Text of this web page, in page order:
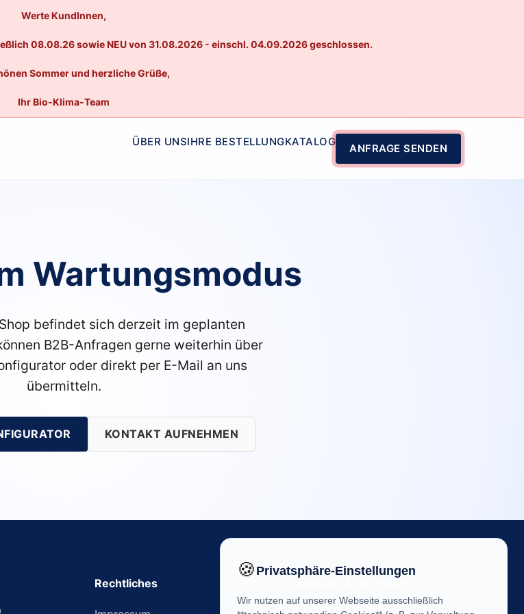
Werte KundInnen,
08.08.26 sowie NEU von 31.08.2026 - einschl. 04.09.2026 geschlossen.
Sommer und herzliche Grüße,
Ihr Bio-Klima-Team
ÜBER UNSIHRE BESTELLUNGKATALOG
ANFRAGE SENDEN
Wartungsmodus
befindet sich derzeit im geplanten
B2B-Anfragen gerne weiterhin über
oder direkt per E-Mail an uns
übermitteln.
KONTAKT AUFNEHMEN
Rechtliches
Ihre Meinung ist uns wichtig! Helfen
🍪Privatsphäre-Einstellungen
Wir nutzen auf unserer Webseite ausschließlich